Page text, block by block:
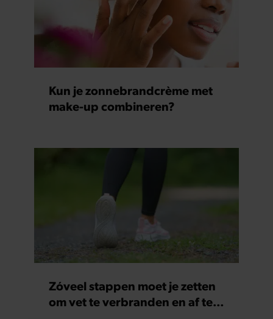
Kun je zonnebrandcrème met
make-up combineren?
Zóveel stappen moet je zetten
om vet te verbranden en af te